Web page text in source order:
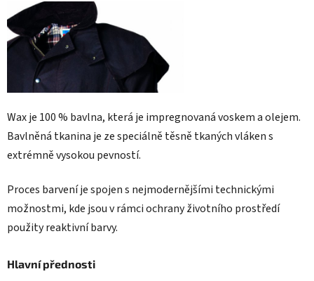
Wax je 100 % bavlna, která je impregnovaná voskem a olejem.
Bavlněná tkanina je ze speciálně těsně tkaných vláken s
extrémně vysokou pevností.
Proces barvení je spojen s nejmodernějšími technickými
možnostmi, kde jsou v rámci ochrany životního prostředí
použity reaktivní barvy.
Hlavní přednosti